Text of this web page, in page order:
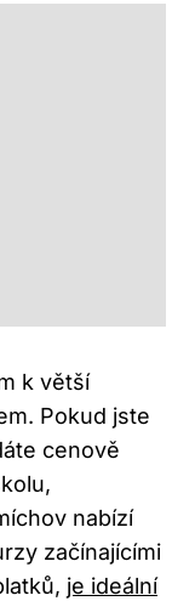
k větší
Pokud jste
cenově
nabízí
začínajícími
je ideální